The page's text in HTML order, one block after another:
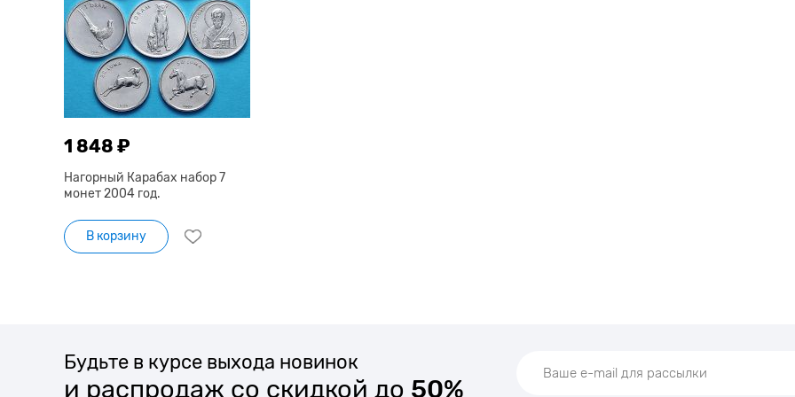
1 848 ₽
Нагорный Карабах набор 7
монет 2004 год.
В корзину
Будьте в курсе выхода новинок
и распродаж со скидкой до 50%